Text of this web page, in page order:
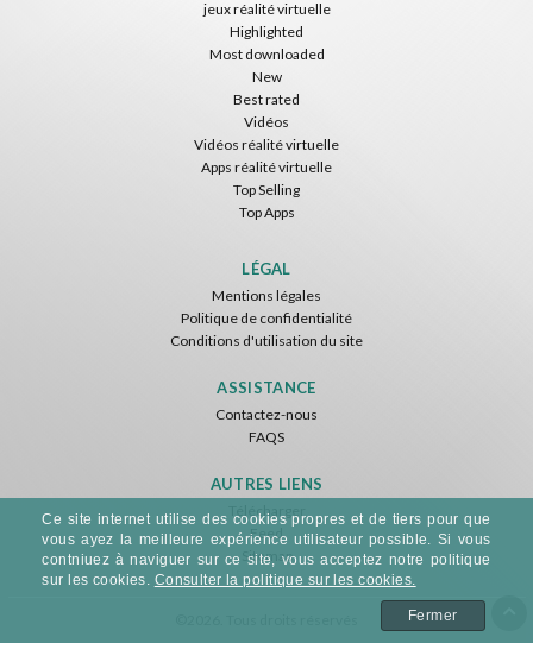
jeux réalité virtuelle
Highlighted
Most downloaded
New
Best rated
Vidéos
Vidéos réalité virtuelle
Apps réalité virtuelle
Top Selling
Top Apps
LÉGAL
Mentions légales
Politique de confidentialité
Conditions d'utilisation du site
ASSISTANCE
Contactez-nous
FAQS
AUTRES LIENS
Télécharger
Feed
Sitemap
Ce site internet utilise des cookies propres et de tiers pour que
vous ayez la meilleure expérience utilisateur possible. Si vous
contniuez à naviguer sur ce site, vous acceptez notre politique
sur les cookies. Consulter la politique sur les cookies.
Fermer